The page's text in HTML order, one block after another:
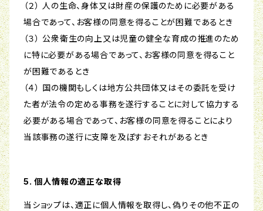
（２） 人の生命、身体又は財産の保護のために必要がある
場合であって、お客様の同意を得ることが困難であるとき
（３） 公衆衛生の向上又は児童の健全な育成の推進のため
に特に必要がある場合であって、お客様の同意を得ること
が困難であるとき
（４） 国の機関もしくは地方公共団体又はその委託を受け
た者が法令の定める事務を遂行することに対して協力する
必要がある場合であって、お客様の同意を得ることにより
当該事務の遂行に支障を及ぼすおそれがあるとき
5. 個人情報の適正な取得
当ショップは、適正に個人情報を取得し、偽りその他不正の